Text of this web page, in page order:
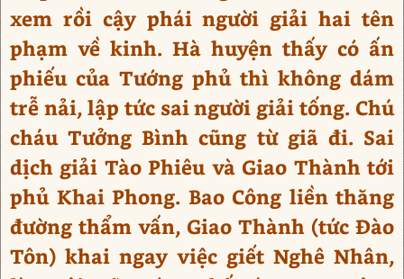
xem rồi cậy phái người giải hai tên
phạm về kinh. Hà huyện thấy có ấn
phiếu của Tướng phủ thì không dám
trễ nải, lập tức sai người giải tống. Chú
cháu Tưởng Bình cũng từ giã đi. Sai
dịch giải Tào Phiêu và Giao Thành tới
phủ Khai Phong. Bao Công liền thăng
đường thẩm vấn, Giao Thành (tức Đào
Tôn) khai ngay việc giết Nghê Nhân,